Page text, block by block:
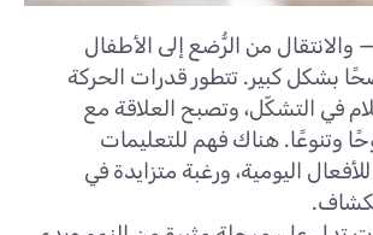
من الرُّضع إلى الأطفال
بشكل كبير. تتطور قدرات الحركة
في التشكّل، وتصبح العلاقة مع
وتنوعًا. هناك فهم للتعليمات
اليومية، ورغبة متزايدة في